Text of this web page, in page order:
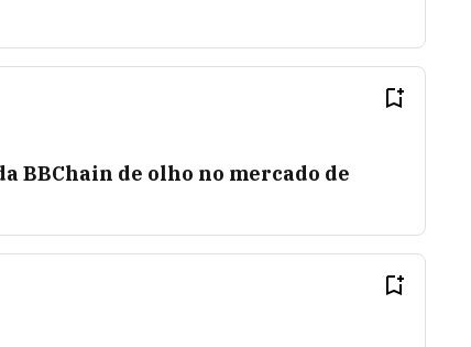
BBChain de olho no mercado de